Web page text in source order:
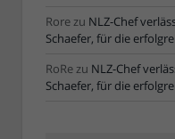
Rorezu NLZ-Chef
Schaefer, für die
RoRezu NLZ-Chef
Schaefer, für die